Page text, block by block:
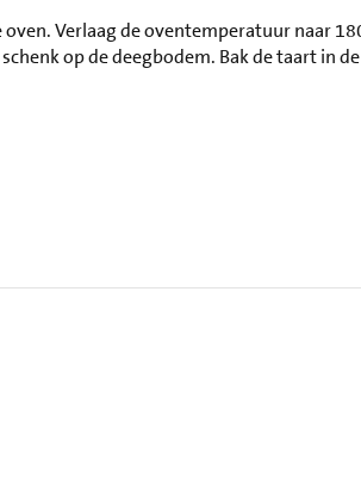
Verlaag de oventemperatuur naar
op de deegbodem. Bak de taart in